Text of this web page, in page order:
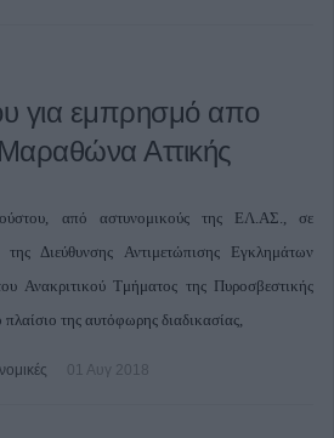
για εμπρησμό απο
Αττικής
από αστυνομικούς της ΕΛ.ΑΣ., σε
Διεύθυνσης Αντιμετώπισης Εγκλημάτων
Ανακριτικού Τμήματος της Πυροσβεστικής
της αυτόφωρης διαδικασίας,
01 Αυγ 2018